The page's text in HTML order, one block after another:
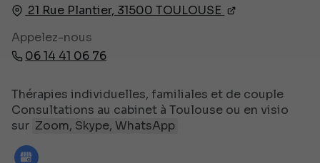
21 Rue Plantier, 31500 TOULOUSE
Appelez-nous
06 14 41 06 76
Thérapies individuelles, familiales et de couple
Consultations au cabinet à Toulouse ou en visio
sur Zoom, Skype, WhatsApp